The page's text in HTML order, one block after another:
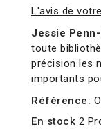
L'avis de
Jessie
toute
précision les
importants
Référence:
En stock 2